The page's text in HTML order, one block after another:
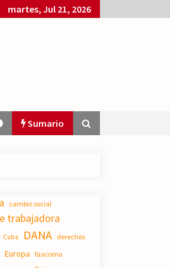
martes, Jul 21, 2026
Sumario
políticos.
movilizada, la
no se queda en casa.
cambio social
trabajadora
Cuba DANA derechos
Europa fascismo